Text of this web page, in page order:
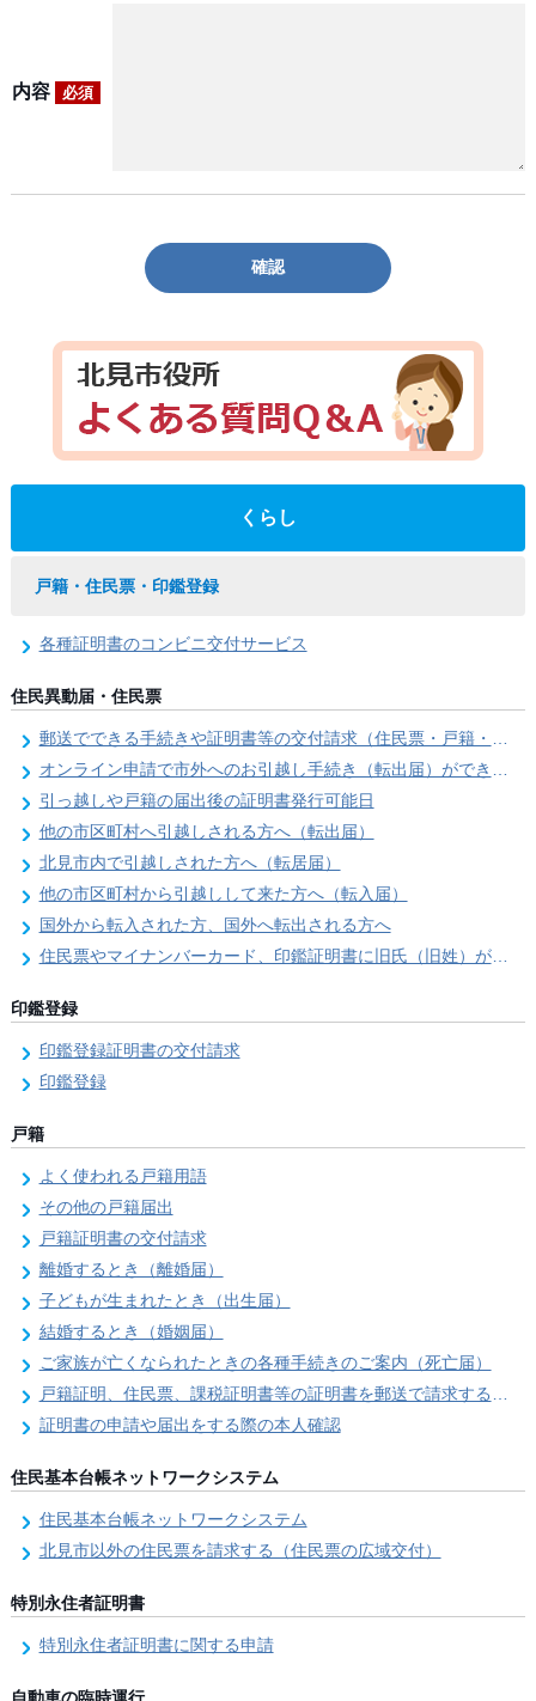
内容 必須
確認
くらし
戸籍・住民票・印鑑登録
各種証明書のコンビニ交付サービス
住民異動届・住民票
郵送でできる手続きや証明書等の交付請求（住民票・戸籍・国民年金関係）
オンライン申請で市外へのお引越し手続き（転出届）ができます
引っ越しや戸籍の届出後の証明書発行可能日
他の市区町村へ引越しされる方へ（転出届）
北見市内で引越しされた方へ（転居届）
他の市区町村から引越しして来た方へ（転入届）
国外から転入された方、国外へ転出される方へ
住民票やマイナンバーカード、印鑑証明書に旧氏（旧姓）が併記できるようになりました！
印鑑登録
印鑑登録証明書の交付請求
印鑑登録
戸籍
よく使われる戸籍用語
その他の戸籍届出
戸籍証明書の交付請求
離婚するとき（離婚届）
子どもが生まれたとき（出生届）
結婚するとき（婚姻届）
ご家族が亡くなられたときの各種手続きのご案内（死亡届）
戸籍証明、住民票、課税証明書等の証明書を郵送で請求する際の本人確認
証明書の申請や届出をする際の本人確認
住民基本台帳ネットワークシステム
住民基本台帳ネットワークシステム
北見市以外の住民票を請求する（住民票の広域交付）
特別永住者証明書
特別永住者証明書に関する申請